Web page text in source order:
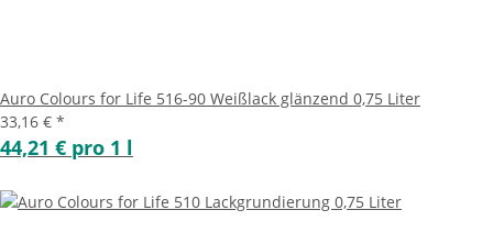
Auro Colours for Life 516-90 Weißlack glänzend 0,75 Liter
33,16 € *
44,21 € pro 1 l